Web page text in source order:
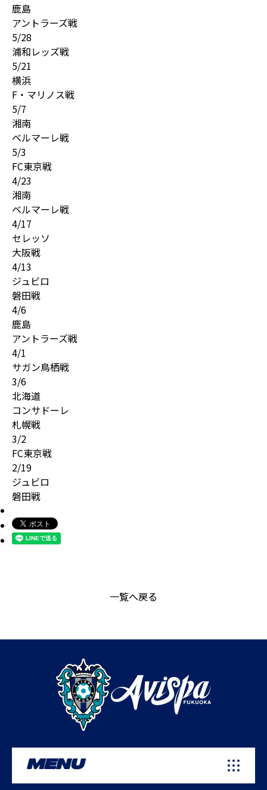
鹿島
アントラーズ戦
5/28
浦和レッズ戦
5/21
横浜
F・マリノス戦
5/7
湘南
ベルマーレ戦
5/3
FC東京戦
4/23
湘南
ベルマーレ戦
4/17
セレッソ
大阪戦
4/13
ジュビロ
磐田戦
4/6
鹿島
アントラーズ戦
4/1
サガン鳥栖戦
3/6
北海道
コンサドーレ
札幌戦
3/2
FC東京戦
2/19
ジュビロ
磐田戦
一覧へ戻る
MENU